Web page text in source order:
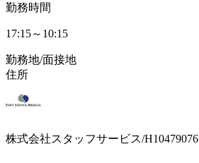
勤務時間
17:15～10:15
勤務地/面接地
住所
株式会社スタッフサービス/H10479076